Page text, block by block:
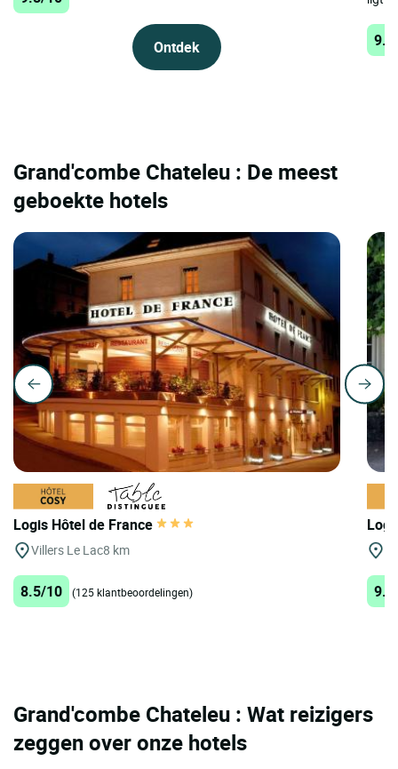
Ontdek
Grand'combe Chateleu : De meest
geboekte hotels
Logis Hôtel de France
Villers Le Lac8 km
8.5/10 (125 klantbeoordelingen)
Grand'combe Chateleu : Wat reizigers
zeggen over onze hotels